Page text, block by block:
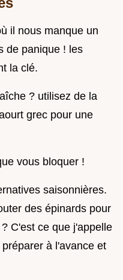
il nous manque un
de panique ! les
la clé.
? utilisez de la
grec pour une
vous bloquer !
saisonnières.
des épinards pour
C'est ce que j'appelle
à l'avance et